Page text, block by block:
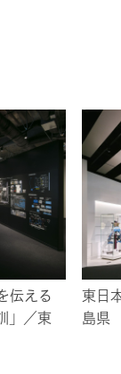
伝える
」／東
東日
島県